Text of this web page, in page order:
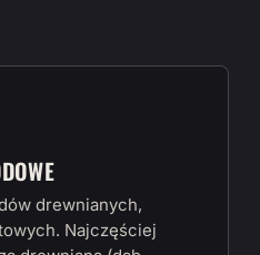
drewnianych,
Najczęściej